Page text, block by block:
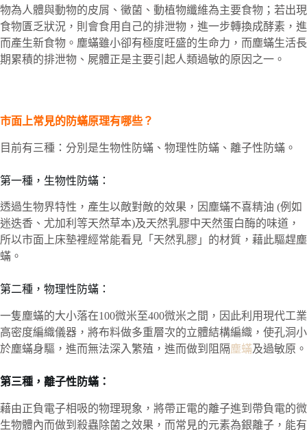
物為人體與動物的皮屑、黴菌、動植物纖維為主要食物；若出現
食物匱乏狀況，則會食用自己的排泄物，進一步轉換成酵素，進
而產生新食物。塵蟎雖小卻有極度旺盛的生命力，而塵蟎生活長
期累積的排泄物、屍體正是主要引起人類過敏的原因之一。
市面上常見的防蟎原理有哪些？
目前有三種：分別是生物性防蟎、物理性防蟎、離子性防蟎。
第一種，生物性防蟎：
透過生物界特性，產生以敵對敵的效果，因塵蟎不喜精油 (例如
迷迭香、尤加利等天然草本)及天然乳膠中天然蛋白酶的味道，
所以市面上床墊裡經常能看見「天然乳膠」的材質，藉此驅趕塵
蟎。
第二種，物理性防蟎：
一隻塵蟎的大小落在100微米至400微米之間，因此利用現代工業
高密度編織儀器，將布料做多重層次的立體結構編織，使孔洞小
於塵蟎身驅，進而無法深入繁殖，進而做到阻隔塵蟎及過敏原。
第三種，離子性防蟎：
藉由正負電子相吸的物理現象，將帶正電的離子進到帶負電的微
生物體內而做到殺蟲除菌之效果，而常見的元素為銀離子，能有